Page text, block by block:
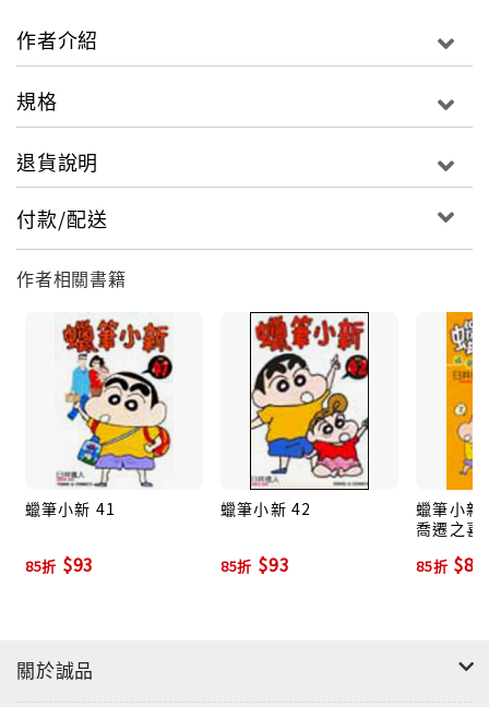
作者介紹
規格
退貨說明
付款/配送
作者相關書籍
蠟筆小新 41
85折 $93
蠟筆小新 42
85折 $93
蠟筆小新
喬遷之喜
85折 $80
關於誠品